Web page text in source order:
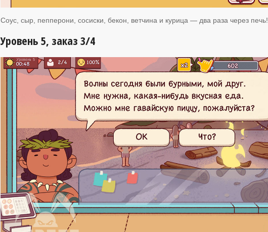
Соус, сыр, пепперони, сосиски, бекон, ветчина и курица — два раза через печь!
Уровень 5, заказ 3/4